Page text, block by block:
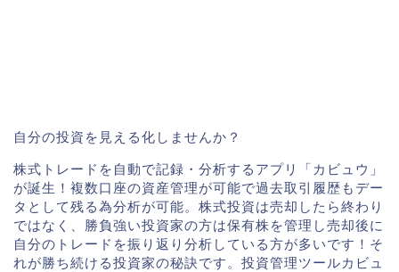
自分の投資を見える化しませんか？
株式トレードを自動で記録・分析するアプリ「カビュウ」
が誕生！複数口座の資産管理が可能で過去取引履歴もデー
タとして残る為分析が可能。株式投資は売却したら終わり
ではなく、勝負強い投資家の方は保有株を管理し売却後に
自分のトレードを振り返り分析している方が多いです！そ
れが勝ち続ける投資家の秘訣です。投資管理ツールカビュ